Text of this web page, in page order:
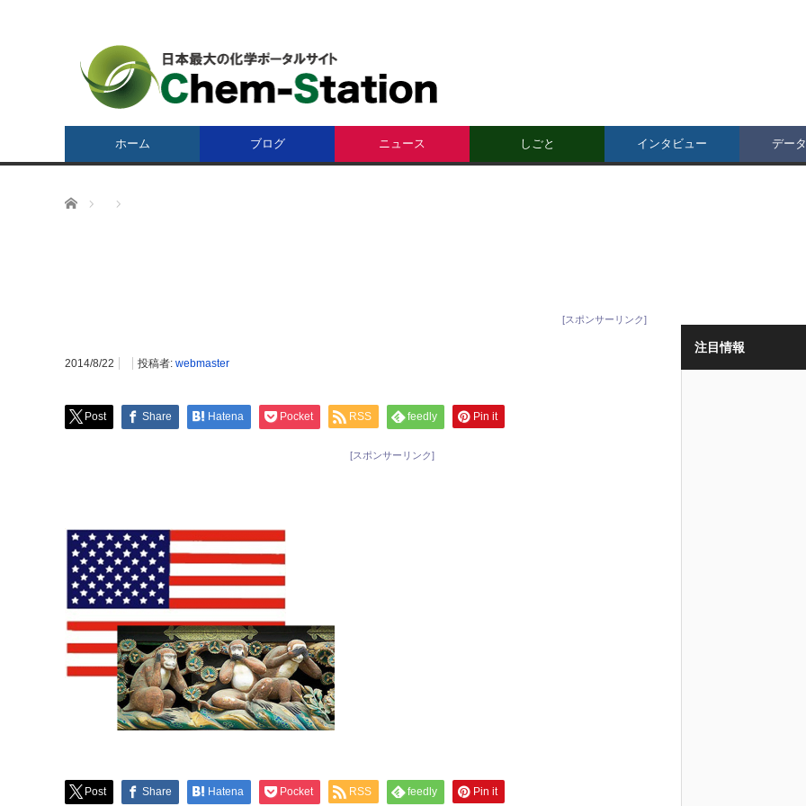
ホーム ブログ ニュース しごと インタビュー デー
ホーム
[スポンサーリンク]
2014/8/22 投稿者: webmaster
Post Share Hatena Pocket RSS feedly Pin it
[スポンサーリンク]
Post Share Hatena Pocket RSS feedly Pin it
注目情報